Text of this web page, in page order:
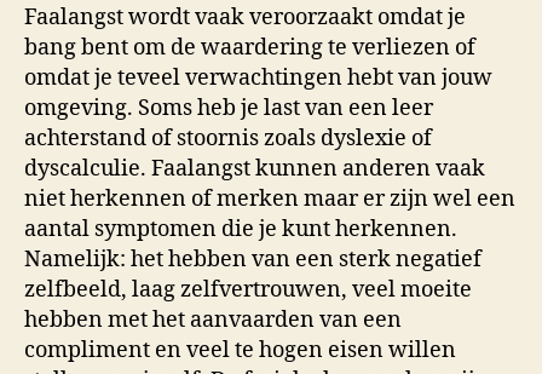
Faalangst wordt vaak veroorzaakt omdat je
bang bent om de waardering te verliezen of
omdat je teveel verwachtingen hebt van jouw
omgeving. Soms heb je last van een leer
achterstand of stoornis zoals dyslexie of
dyscalculie. Faalangst kunnen anderen vaak
niet herkennen of merken maar er zijn wel een
aantal symptomen die je kunt herkennen.
Namelijk: het hebben van een sterk negatief
zelfbeeld, laag zelfvertrouwen, veel moeite
hebben met het aanvaarden van een
compliment en veel te hogen eisen willen